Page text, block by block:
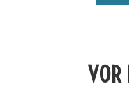
VOR